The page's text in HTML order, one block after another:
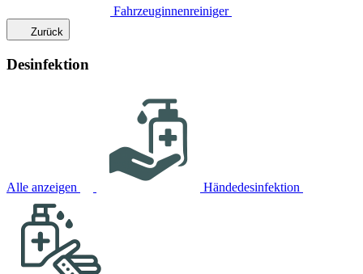
Fahrzeuginnenreiniger
Zurück
Desinfektion
Alle anzeigen Händedesinfektion